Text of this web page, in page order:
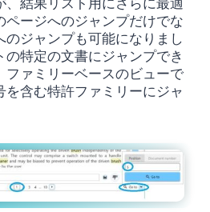
ージへのジャンプだけでな
のジャンプも可能になりまし
特定の文書にジャンプでき
ファミリーベースのビューで
含む特許ファミリーにジャ